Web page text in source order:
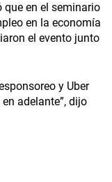
que en el seminario
en la economía
el evento junto
y Uber
adelante”, dijo